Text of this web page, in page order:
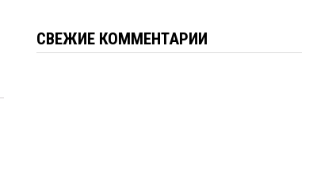
СВЕЖИЕ КОММЕНТАРИИ